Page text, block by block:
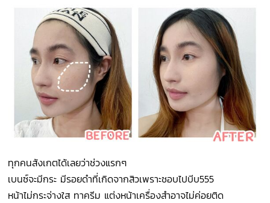
ทุกคนสังเกตได้เลยว่าช่วงแรกๆ
เบนซ์จะมีกระ มีรอยดำที่เกิดจากสิวเพราะชอบไปบีบ555
หน้าไม่กระจ่างใส ทาครีม แต่งหน้าเครื่องสำอาจไม่ค่อยติด